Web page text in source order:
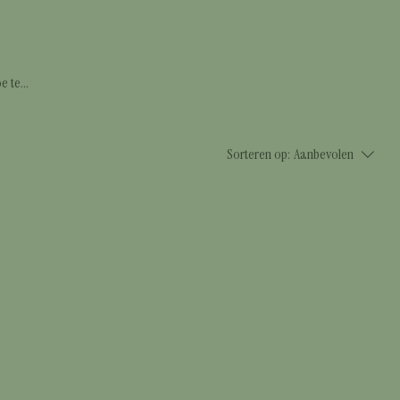
te
Sorteren op: Aanbevolen